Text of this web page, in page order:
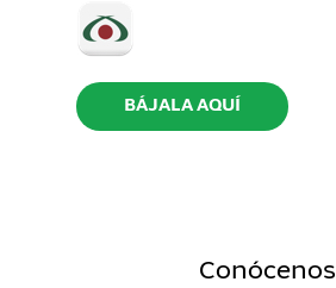
BÁJALA AQUÍ
Conócenos